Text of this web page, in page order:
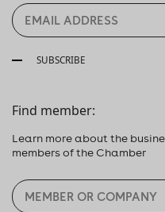
SUBSCRIBE
Find member:
Learn more about the
members of the Chamber